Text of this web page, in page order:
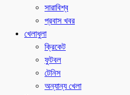
সারাবিশ্ব
প্রবাস খবর
খেলাধুলা
ক্রিকেট
ফুটবল
টেনিস
অন্যান্য খেলা